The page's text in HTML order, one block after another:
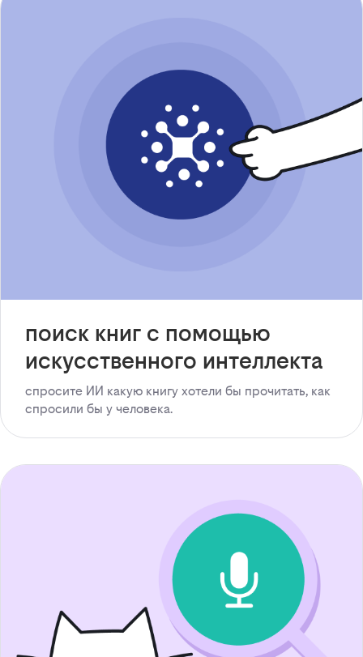
поиск книг с помощью
искусственного интеллекта
спросите ИИ какую книгу хотели бы прочитать, как
спросили бы у человека.